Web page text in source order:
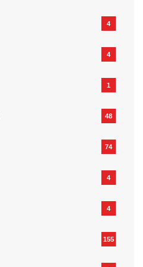
4
4
1
48
74
4
4
155